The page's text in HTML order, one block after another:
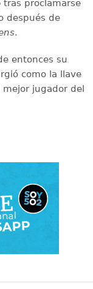
tras proclamarse
después de
.
entonces su
como la llave
jugador del